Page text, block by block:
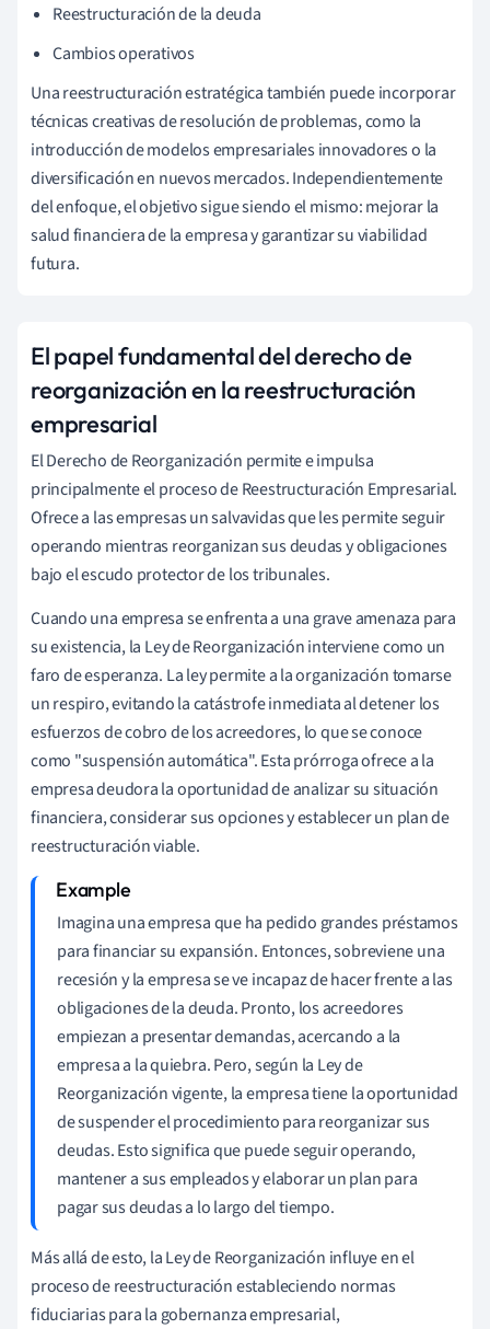
Reestructuración de la deuda
Cambios operativos
Una reestructuración estratégica también puede incorporar
técnicas creativas de resolución de problemas, como la
introducción de modelos empresariales innovadores o la
diversificación en nuevos mercados. Independientemente
del enfoque, el objetivo sigue siendo el mismo: mejorar la
salud financiera de la empresa y garantizar su viabilidad
futura.
El papel fundamental del derecho de
reorganización en la reestructuración
empresarial
El Derecho de Reorganización permite e impulsa
principalmente el proceso de Reestructuración Empresarial.
Ofrece a las empresas un salvavidas que les permite seguir
operando mientras reorganizan sus deudas y obligaciones
bajo el escudo protector de los tribunales.
Cuando una empresa se enfrenta a una grave amenaza para
su existencia, la Ley de Reorganización interviene como un
faro de esperanza. La ley permite a la organización tomarse
un respiro, evitando la catástrofe inmediata al detener los
esfuerzos de cobro de los acreedores, lo que se conoce
como "suspensión automática". Esta prórroga ofrece a la
empresa deudora la oportunidad de analizar su situación
financiera, considerar sus opciones y establecer un plan de
reestructuración viable.
Imagina una empresa que ha pedido grandes préstamos
para financiar su expansión. Entonces, sobreviene una
recesión y la empresa se ve incapaz de hacer frente a las
obligaciones de la deuda. Pronto, los acreedores
empiezan a presentar demandas, acercando a la
empresa a la quiebra. Pero, según la Ley de
Reorganización vigente, la empresa tiene la oportunidad
de suspender el procedimiento para reorganizar sus
deudas. Esto significa que puede seguir operando,
mantener a sus empleados y elaborar un plan para
pagar sus deudas a lo largo del tiempo.
Más allá de esto, la Ley de Reorganización influye en el
proceso de reestructuración estableciendo normas
fiduciarias para la gobernanza empresarial,